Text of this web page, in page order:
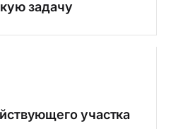
задачу
участка